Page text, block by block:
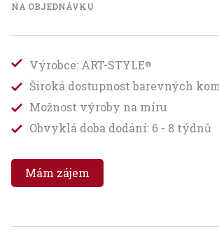
NA OBJEDNÁVKU
Výrobce: ART-STYLE®
Široká dostupnost barevných
Možnost výroby na míru
Obvyklá doba dodání: 6 - 8 týdnů
Mám zájem